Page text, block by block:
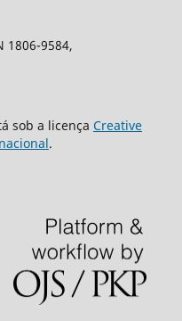
1806-9584,
sob a licença Creative
.